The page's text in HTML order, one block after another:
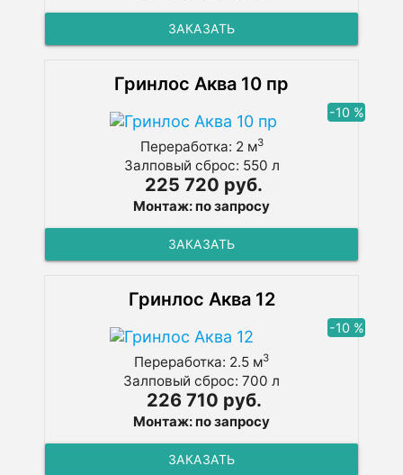
ЗАКАЗАТЬ
Гринлос Аква 10 пр
-10 %
Переработка: 2 м3
Залповый сброс: 550 л
225 720 руб.
Монтаж: по запросу
ЗАКАЗАТЬ
Гринлос Аква 12
-10 %
Переработка: 2.5 м3
Залповый сброс: 700 л
226 710 руб.
Монтаж: по запросу
ЗАКАЗАТЬ